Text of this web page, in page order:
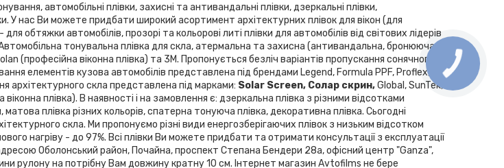
автомобільні плівки, захисні та антивандальні плівки, дзеркальні плівки,
У нас Ви можете придбати широкий асортимент архітектурних плівок для вікон (для
обтяжки автомобілів, прозорі та кольорові литі плівки для автомобілів від світових лідерів
тонувальна плівка для скла, атермальна та захисна (антивандальна, бронююча
(професійна віконна плівка) та 3М. Пропонується безліч варіантів пропускання сонячного
елементів кузова автомобілів представлена ​​під брендами Legend, Formula PPF, Proflex,
архітектурного скла представлена ​​під марками: Solar Screen, Cолар скрин,Global, SunTek,
плівка). В наявності і на замовлення є: дзеркальна плівка з різними відсотками
плівка різних кольорів, спатерна тонуюча плівка, декоративна плівка. Сьогодні
скла. Ми пропонуємо різні види енергозберігаючих плівок з низьким відсотком
нагріву - до 97%. Всі плівки Ви можете придбати та отримати консультації з експлуатації
Оболонський район, Почайна, проспект Степана Бендери 28а, офісний центр "Ganza",
рулону на потрібну Вам довжину кратну 10 см. Інтернет магазин Avtofilms не бере